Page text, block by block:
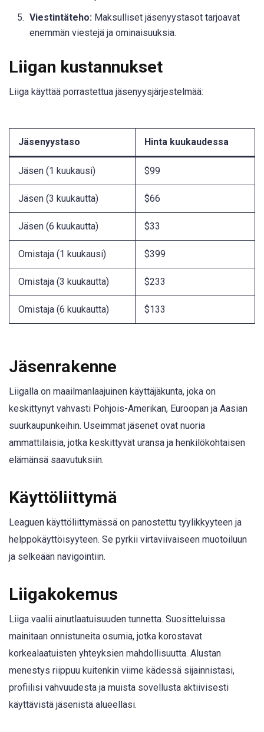
Viestintäteho: Maksulliset jäsenyystasot tarjoavat
enemmän viestejä ja ominaisuuksia.
Liigan kustannukset
Liiga käyttää porrastettua jäsenyysjärjestelmää:
Jäsenyystaso Hinta kuukaudessa
Jäsen (1 kuukausi) $99
Jäsen (3 kuukautta) $66
Jäsen (6 kuukautta) $33
Omistaja (1 kuukausi) $399
Omistaja (3 kuukautta) $233
Omistaja (6 kuukautta) $133
Jäsenrakenne
Liigalla on maailmanlaajuinen käyttäjäkunta, joka on
keskittynyt vahvasti Pohjois-Amerikan, Euroopan ja Aasian
suurkaupunkeihin. Useimmat jäsenet ovat nuoria
ammattilaisia, jotka keskittyvät uransa ja henkilökohtaisen
elämänsä saavutuksiin.
Käyttöliittymä
Leaguen käyttöliittymässä on panostettu tyylikkyyteen ja
helppokäyttöisyyteen. Se pyrkii virtaviivaiseen muotoiluun
ja selkeään navigointiin.
Liigakokemus
Liiga vaalii ainutlaatuisuuden tunnetta. Suositteluissa
mainitaan onnistuneita osumia, jotka korostavat
korkealaatuisten yhteyksien mahdollisuutta. Alustan
menestys riippuu kuitenkin viime kädessä sijainnistasi,
profiilisi vahvuudesta ja muista sovellusta aktiivisesti
käyttävistä jäsenistä alueellasi.